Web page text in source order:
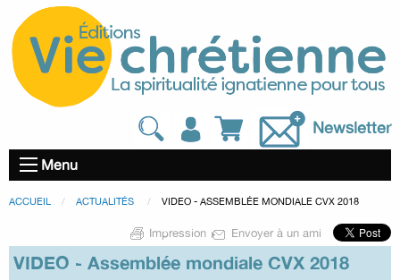
Newsletter
Menu
ACCUEIL ACTUALITÉS VIDEO - ASSEMBLÉE MONDIALE CVX 2018
Impression Envoyer à un ami
VIDEO - Assemblée mondiale CVX 2018